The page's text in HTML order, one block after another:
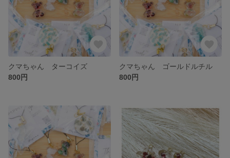
クマちゃん ターコイズ
800円
クマちゃん ゴールドルチル
800円